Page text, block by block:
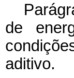
de
aditivo.